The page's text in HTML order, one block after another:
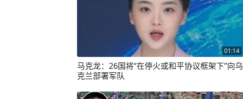
01:14
马克龙：26国将“在停火或和平协议框架下”向乌
克兰部署军队